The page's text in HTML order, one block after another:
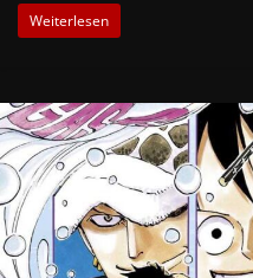
Weiterlesen